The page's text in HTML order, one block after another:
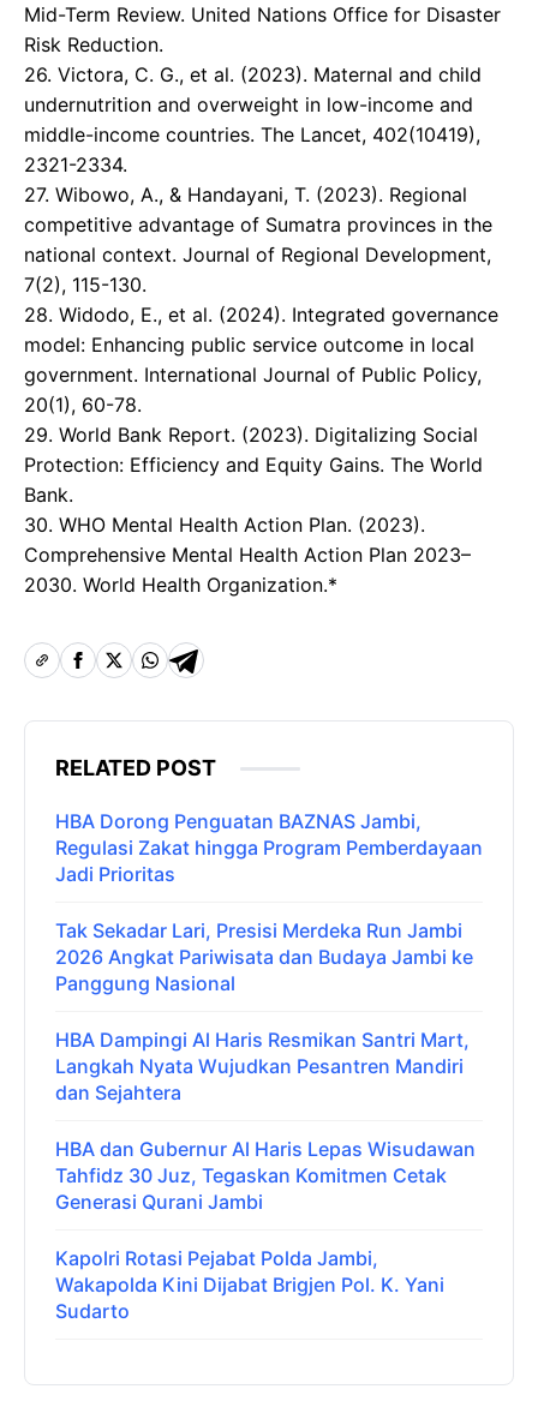
Mid-Term Review. United Nations Office for Disaster
Risk Reduction.
26. Victora, C. G., et al. (2023). Maternal and child
undernutrition and overweight in low-income and
middle-income countries. The Lancet, 402(10419),
2321-2334.
27. ​Wibowo, A., & Handayani, T. (2023). Regional
competitive advantage of Sumatra provinces in the
national context. Journal of Regional Development,
7(2), 115-130.
28. ​Widodo, E., et al. (2024). Integrated governance
model: Enhancing public service outcome in local
government. International Journal of Public Policy,
20(1), 60-78.
29. World Bank Report. (2023). Digitalizing Social
Protection: Efficiency and Equity Gains. The World
Bank.
30. ​WHO Mental Health Action Plan. (2023).
Comprehensive Mental Health Action Plan 2023–
2030. World Health Organization.*
RELATED POST
HBA Dorong Penguatan BAZNAS Jambi,
Regulasi Zakat hingga Program Pemberdayaan
Jadi Prioritas
Tak Sekadar Lari, Presisi Merdeka Run Jambi
2026 Angkat Pariwisata dan Budaya Jambi ke
Panggung Nasional
HBA Dampingi Al Haris Resmikan Santri Mart,
Langkah Nyata Wujudkan Pesantren Mandiri
dan Sejahtera
HBA dan Gubernur Al Haris Lepas Wisudawan
Tahfidz 30 Juz, Tegaskan Komitmen Cetak
Generasi Qurani Jambi
Kapolri Rotasi Pejabat Polda Jambi,
Wakapolda Kini Dijabat Brigjen Pol. K. Yani
Sudarto